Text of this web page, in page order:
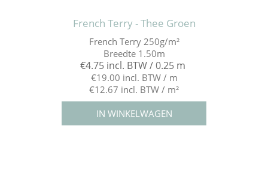
French Terry - Thee Groen
French Terry 250g/m²
Breedte 1.50m
€4.75 incl. BTW / 0.25 m
€19.00 incl. BTW / m
€12.67 incl. BTW / m²